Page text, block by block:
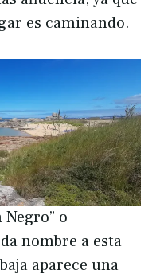
es caminando.
o
nombre a esta
aparece una